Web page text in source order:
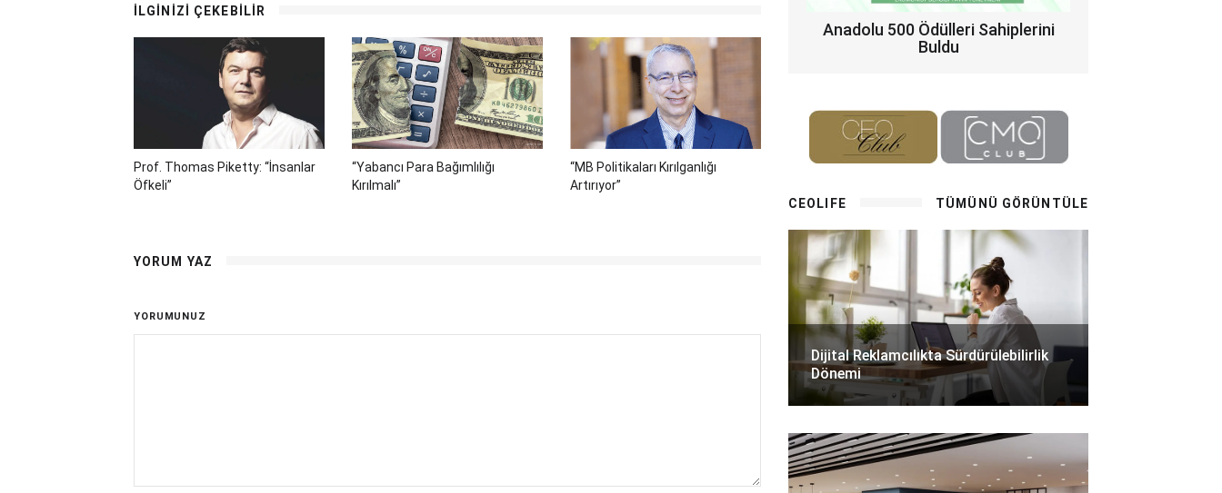
İLGİNİZİ ÇEKEBİLİR
Prof. Thomas Piketty: “İnsanlar
Öfkeli”
“Yabancı Para Bağımlılığı
Kırılmalı”
“MB Politikaları Kırılganlığı
Artırıyor”
YORUM YAZ
YORUMUNUZ
Anadolu 500 Ödülleri Sahiplerini
Buldu
CEOLIFE TÜMÜNÜ GÖRÜNTÜLE
Dijital Reklamcılıkta Sürdürülebilirlik
Dönemi